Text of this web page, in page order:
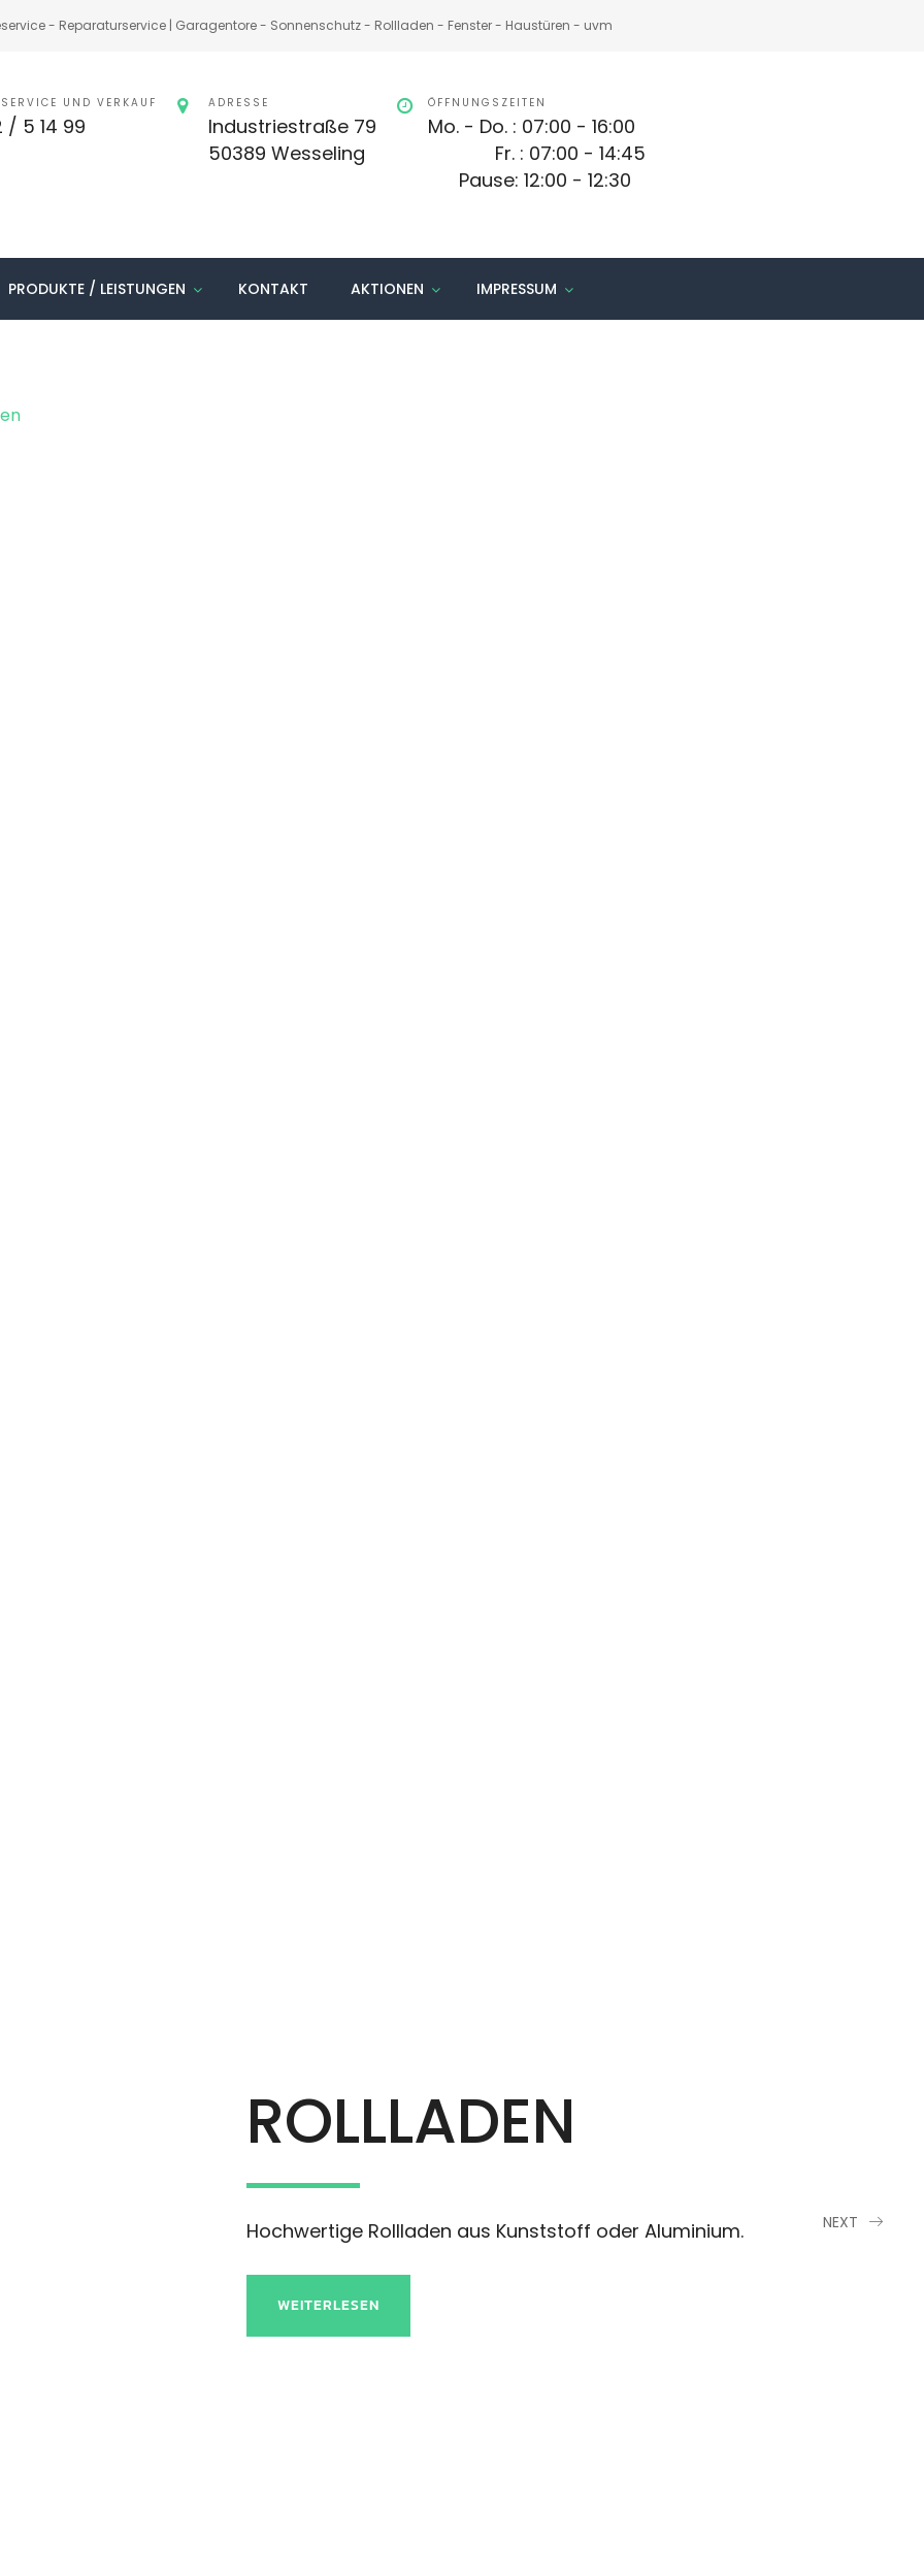
- Reparaturservice | Garagentore - Sonnenschutz - Rollladen - Fenster - Haustüren - uvm
UND VERKAUF
/ 5 14 99
ADRESSE
Industriestraße 79
50389 Wesseling
ÖFFNUNGSZEITEN
Mo. - Do. : 07:00 - 16:00
Fr. : 07:00 - 14:45
Pause: 12:00 - 12:30
PRODUKTE / LEISTUNGEN KONTAKT AKTIONEN IMPRESSUM
ROLLLADEN
Hochwertige Rollladen aus Kunststoff oder Aluminium.
WEITERLESEN
NEXT